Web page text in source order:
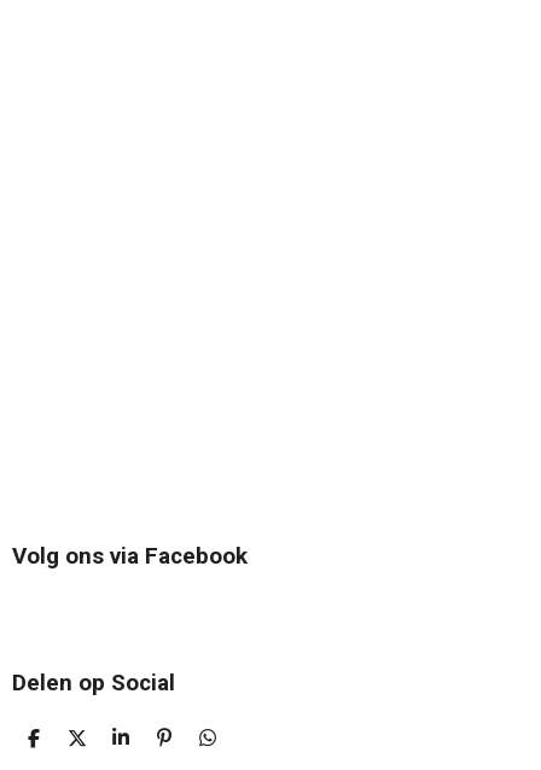
Volg ons via Facebook
Delen op Social
D
D
S
P
D